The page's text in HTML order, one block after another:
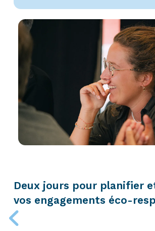
Deux jours pour planifier
vos engagements éco-